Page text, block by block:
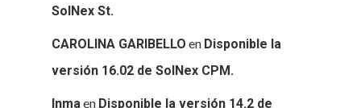
SolNex St.
CAROLINA GARIBELLO en Disponible la
versión 16.02 de SolNex CPM.
Inmaen Disponible la versión 14.2 de